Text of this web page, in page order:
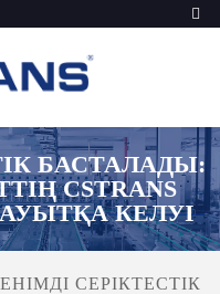
БАСТАЛАДЫ:
CSTRANS
КЕЛУІ
СЕРІКТЕСТІК